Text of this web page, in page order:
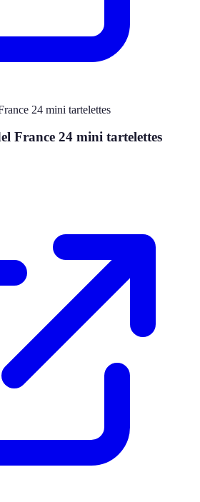
France 24 mini tartelettes